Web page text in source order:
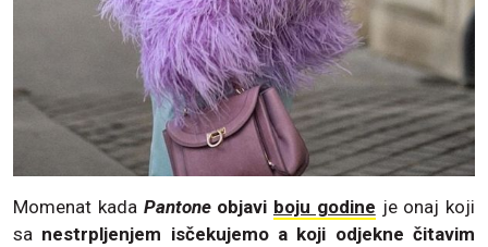
Momenat kada Pantone objavi boju godine je onaj koji
sa nestrpljenjem isčekujemo a koji odjekne čitavim